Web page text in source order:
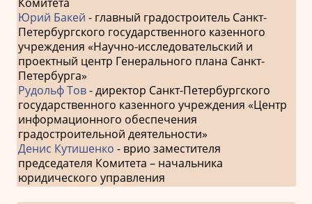
Юрий Бакей - главный градостроитель Санкт-
Петербургского государственного казенного
учреждения «Научно-исследовательский и
проектный центр Генерального плана Санкт-
Петербурга»
Рудольф Тов- директор Санкт-Петербургского
государственного казенного учреждения «Центр
информационного обеспечения
градостроительной деятельности»
Денис Кутишенко - врио заместителя
председателя Комитета – начальника
юридического управления